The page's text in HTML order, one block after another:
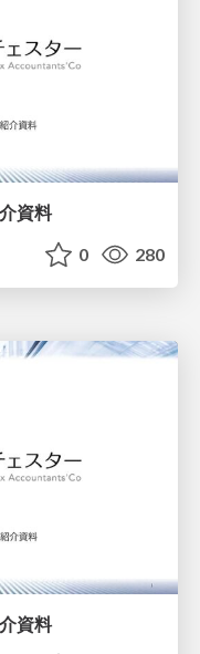
資料
0 280
資料